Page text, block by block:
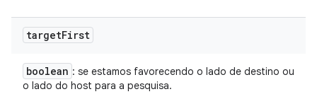
targetFirst
boolean : se estamos favorecendo o lado de destino ou
o lado do host para a pesquisa.